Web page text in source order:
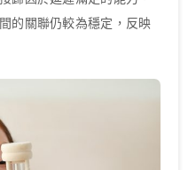
的關聯仍較為穩定，反映